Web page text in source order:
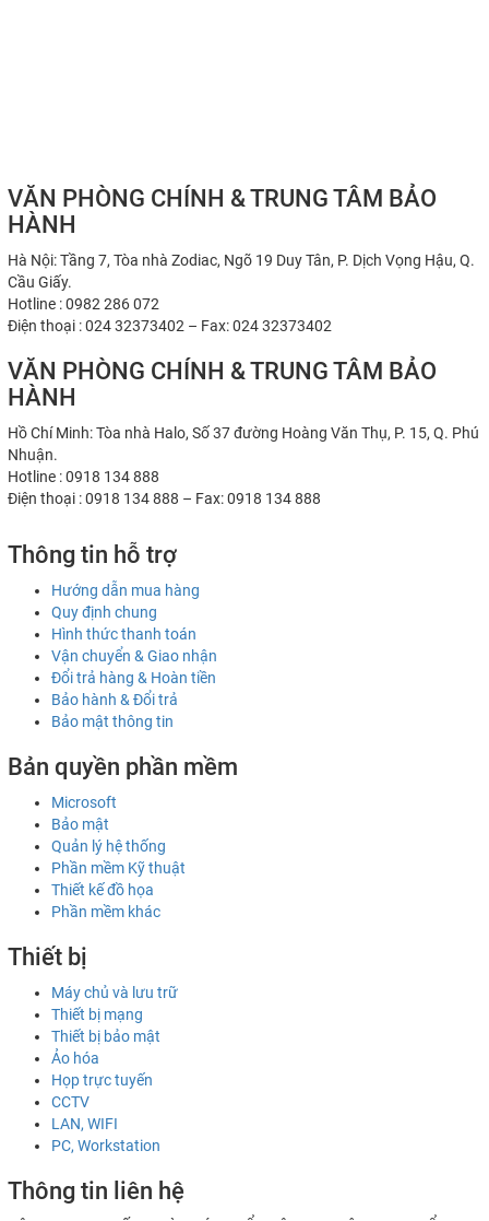
VĂN PHÒNG CHÍNH & TRUNG TÂM BẢO
HÀNH
Hà Nội: Tầng 7, Tòa nhà Zodiac, Ngõ 19 Duy Tân, P. Dịch Vọng Hậu, Q.
Cầu Giấy.
Hotline : 0982 286 072
Điện thoại : 024 32373402 – Fax: 024 32373402
VĂN PHÒNG CHÍNH & TRUNG TÂM BẢO
HÀNH
Hồ Chí Minh: Tòa nhà Halo, Số 37 đường Hoàng Văn Thụ, P. 15, Q. Phú
Nhuận.
Hotline : 0918 134 888
Điện thoại : 0918 134 888 – Fax: 0918 134 888
Thông tin hỗ trợ
Hướng dẫn mua hàng
Quy định chung
Hình thức thanh toán
Vận chuyển & Giao nhận
Đổi trả hàng & Hoàn tiền
Bảo hành & Đổi trả
Bảo mật thông tin
Bản quyền phần mềm
Microsoft
Bảo mật
Quản lý hệ thống
Phần mềm Kỹ thuật
Thiết kế đồ họa
Phần mềm khác
Thiết bị
Máy chủ và lưu trữ
Thiết bị mạng
Thiết bị bảo mật
Ảo hóa
Họp trực tuyến
CCTV
LAN, WIFI
PC, Workstation
Thông tin liên hệ